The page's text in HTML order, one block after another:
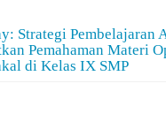
Strategi Pembelajaran
Pemahaman Materi
di Kelas IX SMP